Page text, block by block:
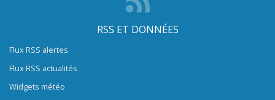
RSS ET DONNÉES
Flux RSS alertes
Flux RSS actualités
Widgets météo